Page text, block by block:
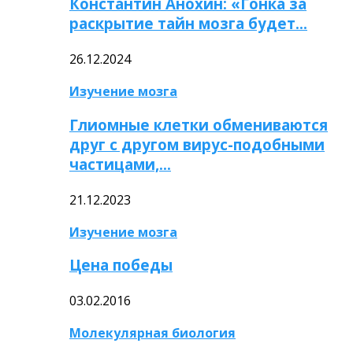
раскрытие тайн мозга будет…
26.12.2024
Изучение мозга
Глиомные клетки обмениваются
друг с другом вирус-подобными
частицами,…
21.12.2023
Изучение мозга
Цена победы
03.02.2016
Молекулярная биология